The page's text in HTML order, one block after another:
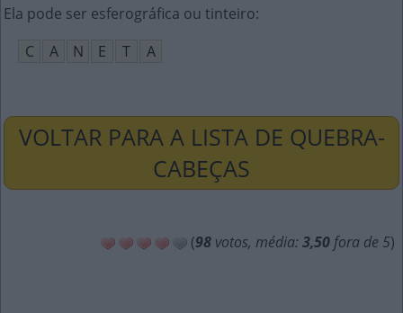
Ela pode ser esferográfica ou tinteiro:
C
A N E T A
VOLTAR PARA A LISTA DE QUEBRA-
CABEÇAS
(98 votos, média: 3,50 fora de 5)